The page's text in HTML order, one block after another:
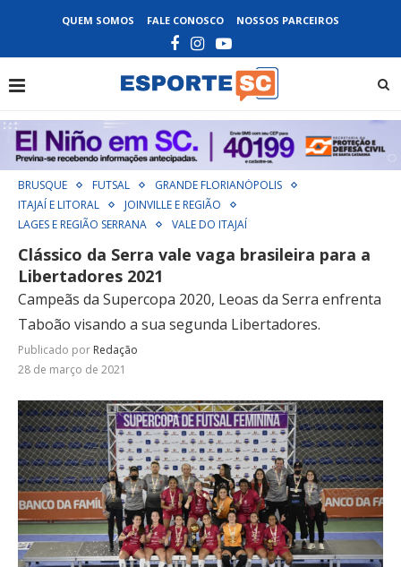
QUEM SOMOS FALE CONOSCO NOSSOS PARCEIROS
BRUSQUE FUTSAL
GRANDE FLORIANÓPOLIS
ITAJAÍ E LITORAL
JOINVILLE E REGIÃO
LAGES E REGIÃO SERRANA
VALE DO ITAJAÍ
Clássico da Serra vale vaga brasileira para a
Libertadores 2021
Campeãs da Supercopa 2020, Leoas da Serra enfrenta
Taboão visando a sua segunda Libertadores.
Publicado por Redação
28 de março de 2021